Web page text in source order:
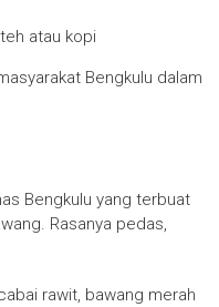
atau kopi
Bengkulu dalam
Bengkulu yang terbuat
Rasanya pedas,
rawit, bawang merah